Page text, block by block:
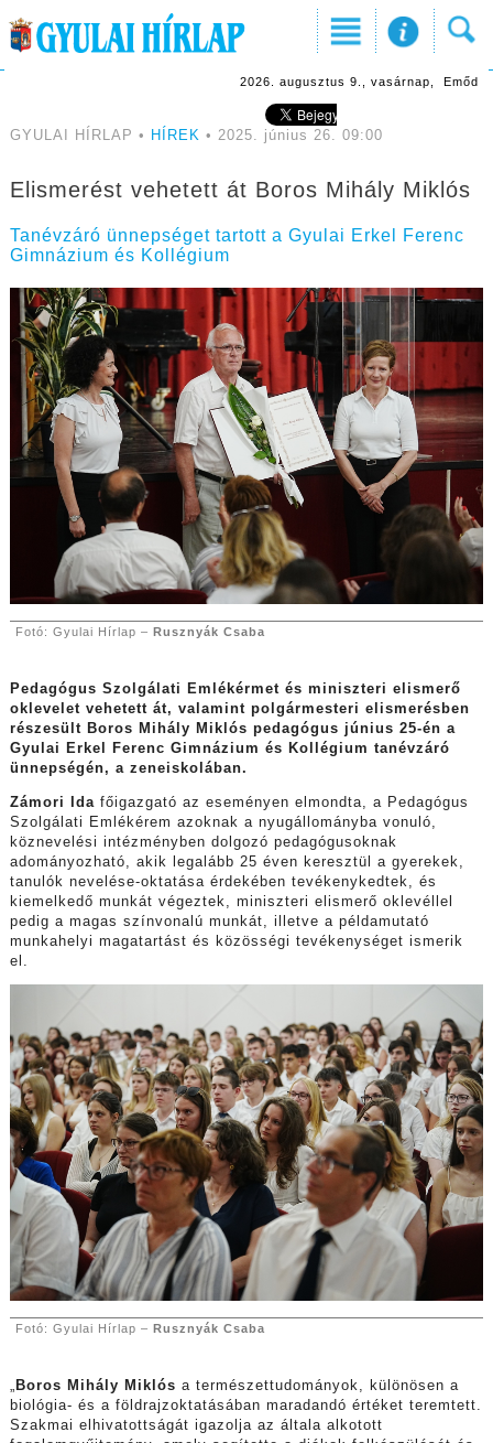
2026. augusztus 9., vasárnap, Emőd
GYULAI HÍRLAP • HÍREK • 2025. június 26. 09:00
Elismerést vehetett át Boros Mihály Miklós
Tanévzáró ünnepséget tartott a Gyulai Erkel Ferenc
Gimnázium és Kollégium
Fotó: Gyulai Hírlap – Rusznyák Csaba
Pedagógus Szolgálati Emlékérmet és miniszteri elismerő
oklevelet vehetett át, valamint polgármesteri elismerésben
részesült Boros Mihály Miklós pedagógus június 25-én a
Gyulai Erkel Ferenc Gimnázium és Kollégium tanévzáró
ünnepségén, a zeneiskolában.
Zámori Ida főigazgató az eseményen elmondta, a Pedagógus
Szolgálati Emlékérem azoknak a nyugállományba vonuló,
köznevelési intézményben dolgozó pedagógusoknak
adományozható, akik legalább 25 éven keresztül a gyerekek,
tanulók nevelése-oktatása érdekében tevékenykedtek, és
kiemelkedő munkát végeztek, miniszteri elismerő oklevéllel
pedig a magas színvonalú munkát, illetve a példamutató
munkahelyi magatartást és közösségi tevékenységet ismerik
el.
Fotó: Gyulai Hírlap – Rusznyák Csaba
„ Boros Mihály Miklós a természettudományok, különösen a
biológia- és a földrajzoktatásában maradandó értéket teremtett.
Szakmai elhivatottságát igazolja az általa alkotott